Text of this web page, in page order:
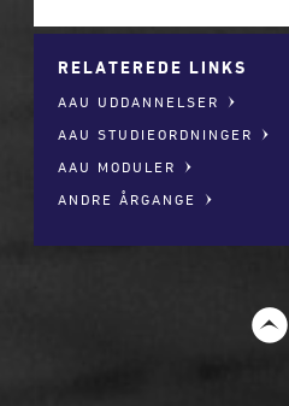
RELATEREDE LINKS
AAU UDDANNELSER
AAU STUDIEORDNINGER
AAU MODULER
ANDRE ÅRGANGE
t